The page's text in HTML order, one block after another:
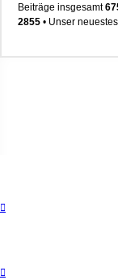
Beiträge insgesamt
2855 • Unser